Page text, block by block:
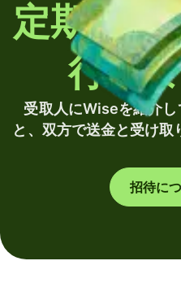
定期的に
行い
受取人にWiseを紹介
と、双方で送金と受け取
招待に